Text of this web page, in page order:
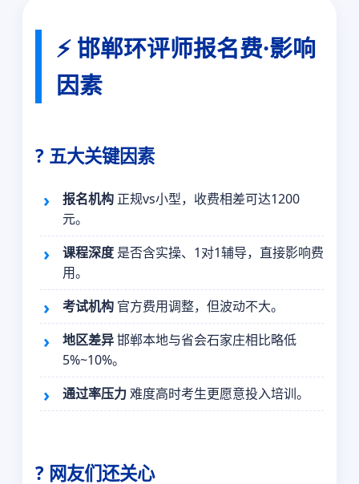
⚡ 邯郸环评师报名费·影响
因素
? 五大关键因素
报名机构 正规vs小型，收费相差可达1200
元。
课程深度 是否含实操、1对1辅导，直接影响费
用。
考试机构 官方费用调整，但波动不大。
地区差异邯郸本地与省会石家庄相比略低
5%~10%。
通过率压力难度高时考生更愿意投入培训。
? 网友们还关心